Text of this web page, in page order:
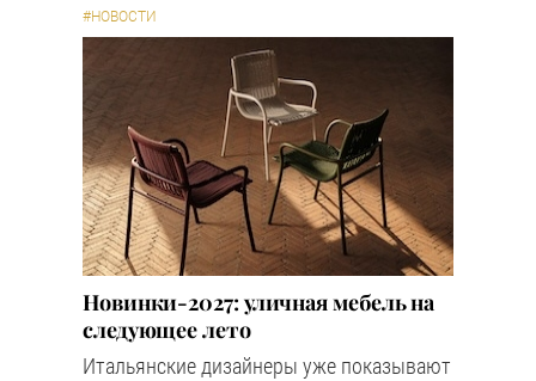
#НОВОСТИ
Новинки-2027: уличная мебель на
следующее лето
Итальянские дизайнеры уже показывают